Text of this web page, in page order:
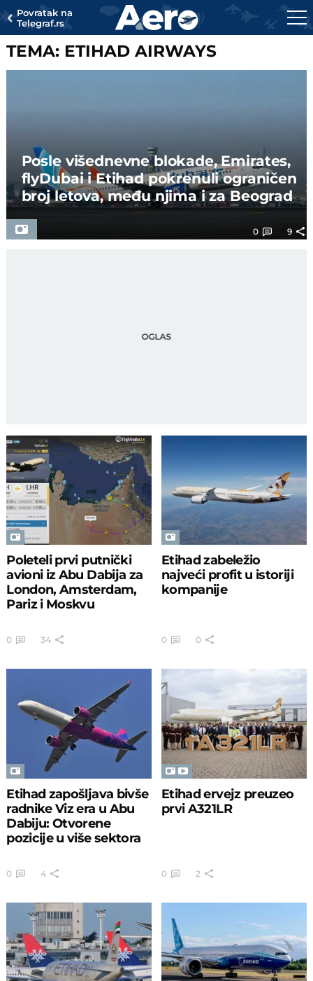
Povratak na
Telegraf.rs
TEMA: ETIHAD AIRWAYS
Posle višednevne blokade, Emirates,
flyDubai i Etihad pokrenuli ograničen
broj letova, među njima i za Beograd
0 9
Poleteli prvi putnički
avioni iz Abu Dabija za
London, Amsterdam,
Pariz i Moskvu
0 34
Etihad zabeležio
najveći profit u istoriji
kompanije
0 0
Etihad zapošljava bivše
radnike Viz era u Abu
Dabiju: Otvorene
pozicije u više sektora
0 4
Etihad ervejz preuzeo
prvi A321LR
0 2